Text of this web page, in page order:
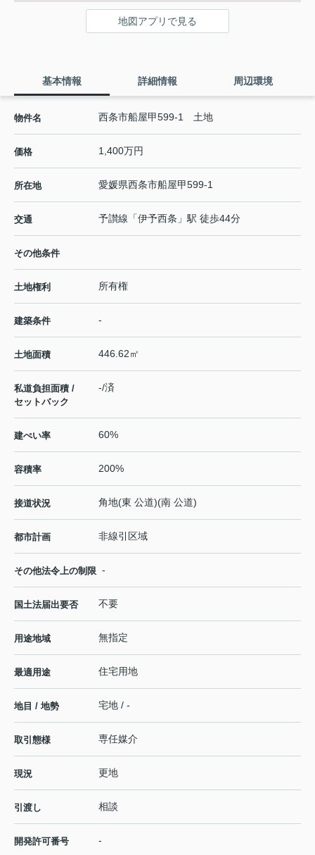
地図アプリで見る
基本情報 詳細情報 周辺環境
物件名 西条市船屋甲599-1 土地
価格 1,400万円
所在地 愛媛県西条市船屋甲599-1
交通 予讃線 「伊予西条 」駅 徒歩44分
その他条件
土地権利 所有権
建築条件 -
土地面積 446.62㎡
私道負担面積 /
セットバック
-/済
建ぺい率 60%
容積率 200%
接道状況 角地(東 公道)(南 公道)
都市計画 非線引区域
その他法令上の制限 -
国土法届出要否 不要
用途地域 無指定
最適用途 住宅用地
地目 / 地勢 宅地 / -
取引態様 専任媒介
現況 更地
引渡し 相談
開発許可番号 -